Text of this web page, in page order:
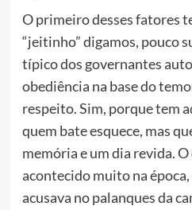
O primeiro desses fatores
“jeitinho” digamos, pouco
típico dos governantes
obediência na base do
respeito. Sim, porque tem
quem bate esquece, mas
memória e um dia revida.
acontecido muito na
acusava no palanques da